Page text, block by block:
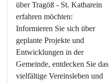
über Tragöß - St. Katharein
erfahren möchten:
Informieren Sie sich über
geplante Projekte und
Entwicklungen in der
Gemeinde, entdecken Sie das
vielfältige Vereinsleben und